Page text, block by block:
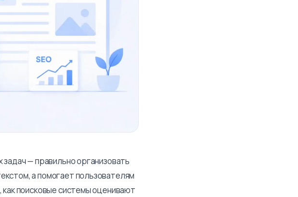
задач — правильно организовать
а помогает пользователям
поисковые системы оценивают